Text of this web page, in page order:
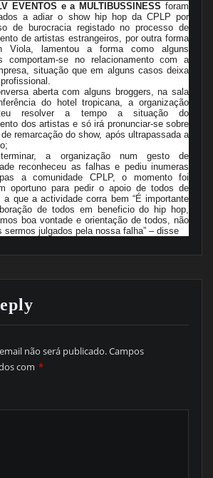
EVENTOS e a MULTIBUSSINESS foram
a adiar o show hip hop da CPLP por
de burocracia registado no processo de
de artistas estrangeiros, por outra forma
Viola, lamentou a forma como alguns
comportam-se no relacionamento com a
situação que em alguns casos deixa
aberta com alguns broggers, na sala
do hotel tropicana, a organização
resolver a tempo a situação do
dos artistas e só irá pronunciar-se sobre
remarcação do show, após ultrapassada a
a organização num gesto de
reconheceu as falhas e pediu inumeras
a comunidade CPLP, o momento foi
oportuno para pedir o apoio de todos de
a que a actividade corra bem “É importante
de todos em beneficio do hip hop,
boa vontade e orientação de todos, não
sermos julgados pela nossa falha” – disse
não será publicado.Campos
com *